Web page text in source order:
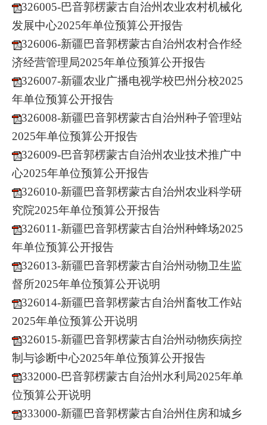
326005-巴音郭楞蒙古自治州农业农村机械化
发展中心2025年单位预算公开报告
326006-新疆巴音郭楞蒙古自治州农村合作经
济经营管理局2025年单位预算公开报告
326007-新疆农业广播电视学校巴州分校2025
年单位预算公开报告
326008-新疆巴音郭楞蒙古自治州种子管理站
2025年单位预算公开报告
326009-巴音郭楞蒙古自治州农业技术推广中
心2025年单位预算公开报告
326010-新疆巴音郭楞蒙古自治州农业科学研
究院2025年单位预算公开报告
326011-新疆巴音郭楞蒙古自治州种蜂场2025
年单位预算公开报告
326013-新疆巴音郭楞蒙古自治州动物卫生监
督所2025年单位预算公开说明
326014-新疆巴音郭楞蒙古自治州畜牧工作站
2025年单位预算公开说明
326015-新疆巴音郭楞蒙古自治州动物疾病控
制与诊断中心2025年单位预算公开报告
332000-巴音郭楞蒙古自治州水利局2025年单
位预算公开说明
333000-新疆巴音郭楞蒙古自治州住房和城乡